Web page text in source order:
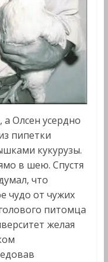
Олсен усердно
пипетки
кукурузы.
в шею. Спустя
что
чудо от чужих
питомца
желая